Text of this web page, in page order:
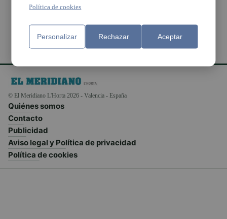
© El Meridiano L'Horta 2026 - Valencia - España
Quiénes somos
Contacto
Publicidad
Aviso legal y Política de privacidad
Política de cookies
Política de cookies
Personalizar Rechazar Aceptar